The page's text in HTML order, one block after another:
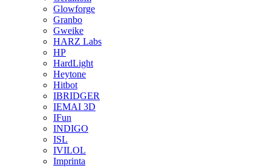
Glowforge
Granbo
Gweike
HARZ Labs
HP
HardLight
Heytone
Hitbot
IBRIDGER
IEMAI 3D
IFun
INDIGO
ISL
IVILOL
Imprinta